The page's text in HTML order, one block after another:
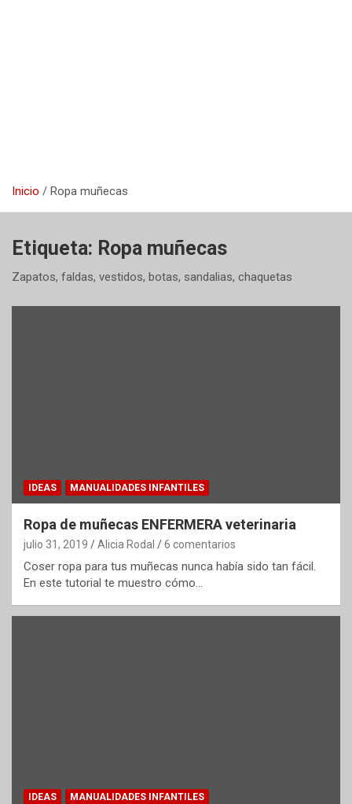
Inicio Ropa muñecas
Etiqueta: Ropa muñecas
Zapatos, faldas, vestidos, botas, sandalias, chaquetas
IDEAS MANUALIDADES INFANTILES
Ropa de muñecas ENFERMERA veterinaria
julio 31, 2019 Alicia Rodal 6 comentarios
Coser ropa para tus muñecas nunca había sido tan fácil.
En este tutorial te muestro cómo…
IDEAS MANUALIDADES INFANTILES